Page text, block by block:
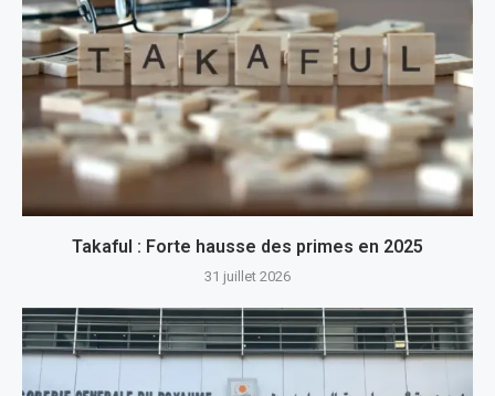
Takaful : Forte hausse des primes en 2025
31 juillet 2026